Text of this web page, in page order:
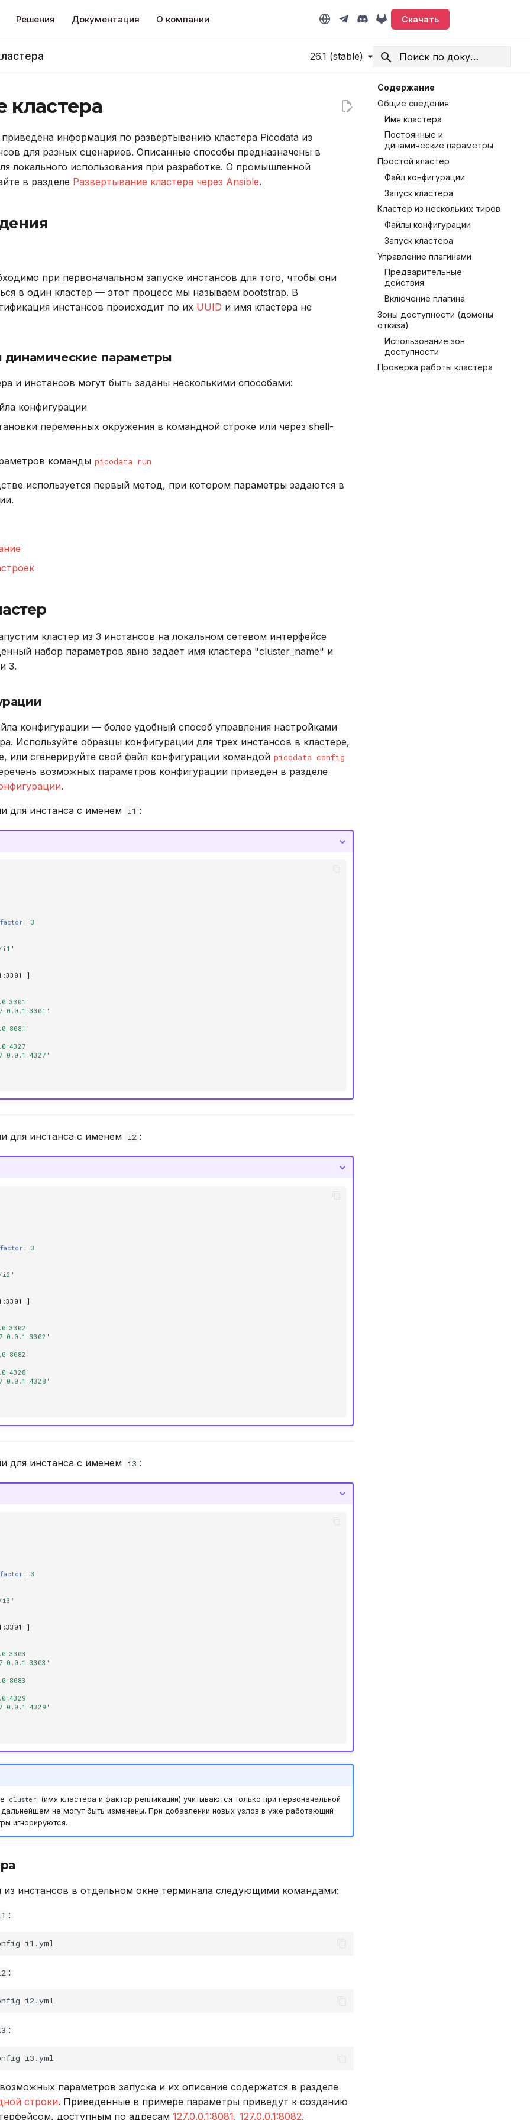
Решения Документация О компании Скачать
26.1 (stable)
Содержание
Общие сведения
Имя кластера
Постоянные и
динамические параметры
Простой кластер
Файл конфигурации
Запуск кластера
Кластер из нескольких тиров
Файлы конфигурации
Запуск кластера
Управление плагинами
Предварительные
действия
Включение плагина
Зоны доступности (домены
отказа)
Использование зон
доступности
Проверка работы кластера
кластера
информация по развёртыванию кластера Picodata из
для разных сценариев. Описанные способы предназначены в
локального использования при разработке. О промышленной
в разделе Развертывание кластера через Ansible.
при первоначальном запуске инстансов для того, чтобы они
в один кластер — этот процесс мы называем bootstrap. В
инстансов происходит по их UUID и имя кластера не
динамические параметры
и инстансов могут быть заданы несколькими способами:
конфигурации
переменных окружения в командной строке или через shell-
команды picodata run
используется первый метод, при котором параметры задаются в
кластер из 3 инстансов на локальном сетевом интерфейсе
набор параметров явно задает имя кластера "cluster_name" и
3.
конфигурации — более удобный способ управления настройками
Используйте образцы конфигурации для трех инстансов в кластере,
или сгенерируйте свой файл конфигурации командой picodata config
возможных параметров конфигурации приведен в разделе
.
для инстанса с именем i1 :
: 3
i1'
:3301 ]
для инстанса с именем i2 :
: 3
i2'
:3301 ]
для инстанса с именем i3 :
: 3
i3'
:3301 ]
cluster
(имя кластера и фактор репликации) учитываются только при первоначальной
не могут быть изменены. При добавлении новых узлов в уже работающий
игнорируются.
из инстансов в отдельном окне терминала следующими командами:
:
:
:
параметров запуска и их описание содержатся в разделе
строки. Приведенные в примере параметры приведут к созданию
доступным по адресам 127.0.0.1:8081, 127.0.0.1:8082,